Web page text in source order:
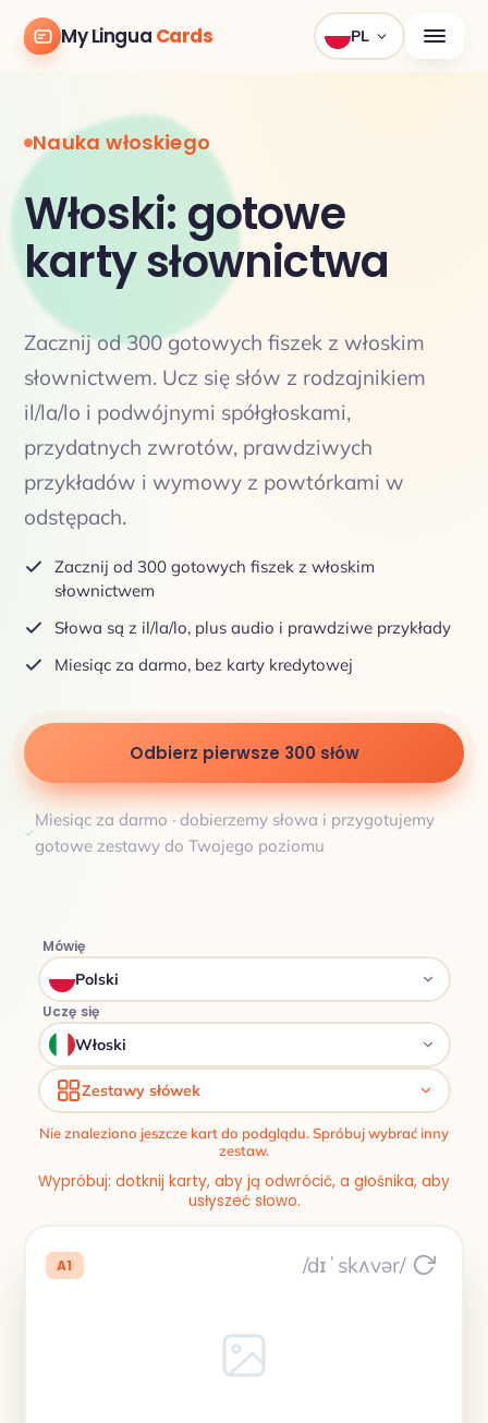
My Lingua Cards PL
Nauka włoskiego
Włoski: gotowe
karty słownictwa
Zacznij od 300 gotowych fiszek z włoskim
słownictwem. Ucz się słów z rodzajnikiem
il/la/lo i podwójnymi spółgłoskami,
przydatnych zwrotów, prawdziwych
przykładów i wymowy z powtórkami w
odstępach.
Zacznij od 300 gotowych fiszek z włoskim
słownictwem
Słowa są z il/la/lo, plus audio i prawdziwe przykłady
Miesiąc za darmo, bez karty kredytowej
Odbierz pierwsze 300 słów
Miesiąc za darmo · dobierzemy słowa i przygotujemy
gotowe zestawy do Twojego poziomu
Mówię
Polski
Uczę się
Włoski
Zestawy słówek
Nie znaleziono jeszcze kart do podglądu. Spróbuj wybrać inny
zestaw.
Wypróbuj: dotknij karty, aby ją odwrócić, a głośnika, aby
usłyszeć słowo.
A1 /dɪˈskʌvər/